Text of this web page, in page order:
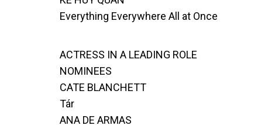
Everything Everywhere All at Once
ACTRESS IN A LEADING ROLE
NOMINEES
CATE BLANCHETT
Tár
ANA DE ARMAS